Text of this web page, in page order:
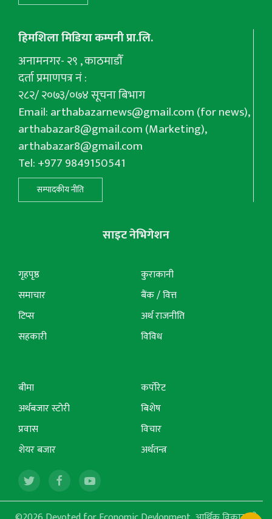
हिमशिला मिडिया कम्पनी प्रा.लि.
अनामनगर- २९ , काठमाडौँ
दर्ता प्रमाणपत्र नं :
२८२/ २०७३/०७४ सूचना बिभाग
Email:arthabazarnews@gmail.com(for news),
arthabazar8@gmail.com(Marketing),
arthabazar8@gmail.com
Tel: +977 9849150541
सम्पादकीय नीति
साइट नेभिगेशन
गृहपृष्ठ
समाचार
टिप्स
सहकारी
कुराकानी
बैंक / वित्त
अर्थ राजनीति
विविध
बीमा
अर्थबजार स्टोरी
प्रवास
शेयर बजार
कर्पोरेट
बिशेष
विचार
अर्थतन्त्र